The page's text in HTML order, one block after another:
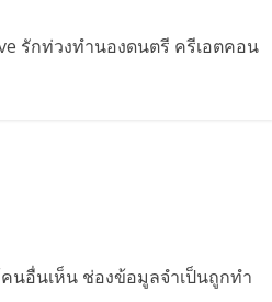
รักท่วงทำนองดนตรี ครีเอตคอน
นอื่นเห็น ช่องข้อมูลจำเป็นถูกทำ